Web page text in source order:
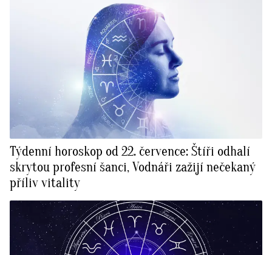
Týdenní horoskop od 22. července: Štíři odhalí
skrytou profesní šanci, Vodnáři zažijí nečekaný
příliv vitality